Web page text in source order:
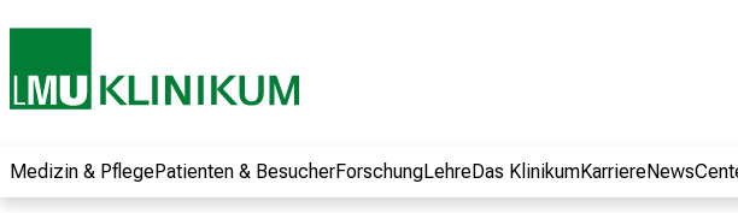
Medizin & PflegePatienten & BesucherForschungLehreDas KlinikumKarriere
Informationen zu
Jobs, Ausbildungen
Weiterbildungen.
Kommen Sie